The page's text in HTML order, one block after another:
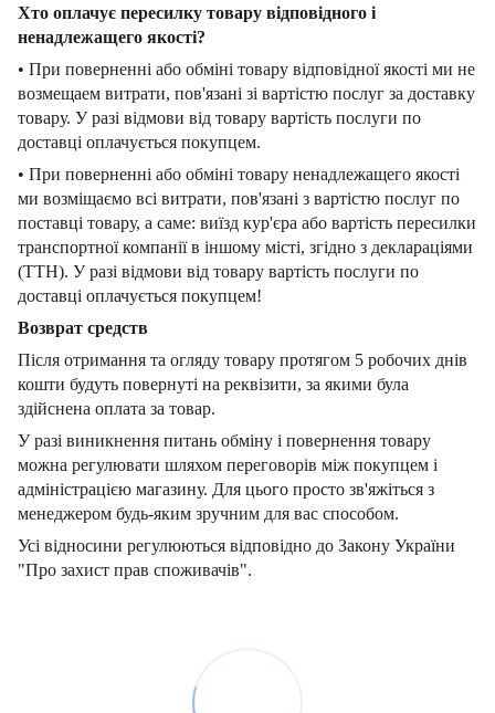
Хто оплачує пересилку товару відповідного і
ненадлежащего якості?
• При поверненні або обміні товару відповідної якості ми не
возмещаем витрати, пов'язані зі вартістю послуг за доставку
товару. У разі відмови від товару вартість послуги по
доставці оплачується покупцем.
• При поверненні або обміні товару ненадлежащего якості
ми возміщаємо всі витрати, пов'язані з вартістю послуг по
поставці товару, а саме: виїзд кур'єра або вартість пересилки
транспортної компанії в іншому місті, згідно з деклараціями
(ТТН). У разі відмови від товару вартість послуги по
доставці оплачується покупцем!
Возврат средств
Після отримання та огляду товару протягом 5 робочих днів
кошти будуть повернуті на реквізити, за якими була
здійснена оплата за товар.
У разі виникнення питань обміну і повернення товару
можна регулювати шляхом переговорів між покупцем і
адміністрацією магазину. Для цього просто зв'яжіться з
менеджером будь-яким зручним для вас способом.
Усі відносини регулюються відповідно до Закону України
"Про захист прав споживачів".